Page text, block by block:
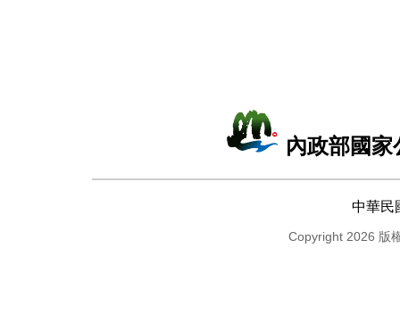
內政部國
中華民
Copyright 2026 版